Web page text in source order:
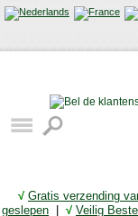
√ Gratis verzending
geslepen
√ Veilig